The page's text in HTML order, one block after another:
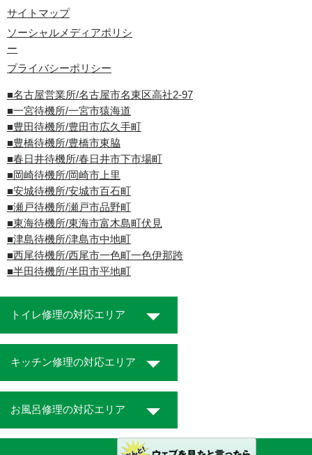
サイトマップ
ソーシャルメディアポリシ
ー
プライバシーポリシー
■名古屋営業所/名古屋市名東区高社2-97
■一宮待機所/一宮市猿海道
■豊田待機所/豊田市広久手町
■豊橋待機所/豊橋市東脇
■春日井待機所/春日井市下市場町
■岡崎待機所/岡崎市上里
■安城待機所/安城市百石町
■瀬戸待機所/瀬戸市品野町
■東海待機所/東海市富木島町伏見
■津島待機所/津島市中地町
■西尾待機所/西尾市一色町一色伊那跨
■半田待機所/半田市平地町
トイレ修理の対応エリア
キッチン修理の対応エリア
お風呂修理の対応エリア